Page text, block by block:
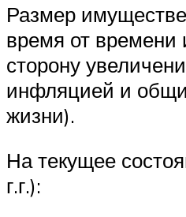
Размер
время от времени
сторону
инфляцией и
жизни).
На текущее
г.г.):